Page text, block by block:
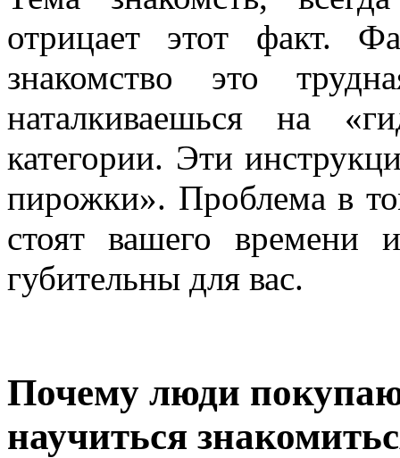
отрицает этот факт.
знакомство это
наталкиваешься на
категории. Эти
пирожки». Проблема в
стоят вашего времени
губительны для вас.
Почему люди
научиться